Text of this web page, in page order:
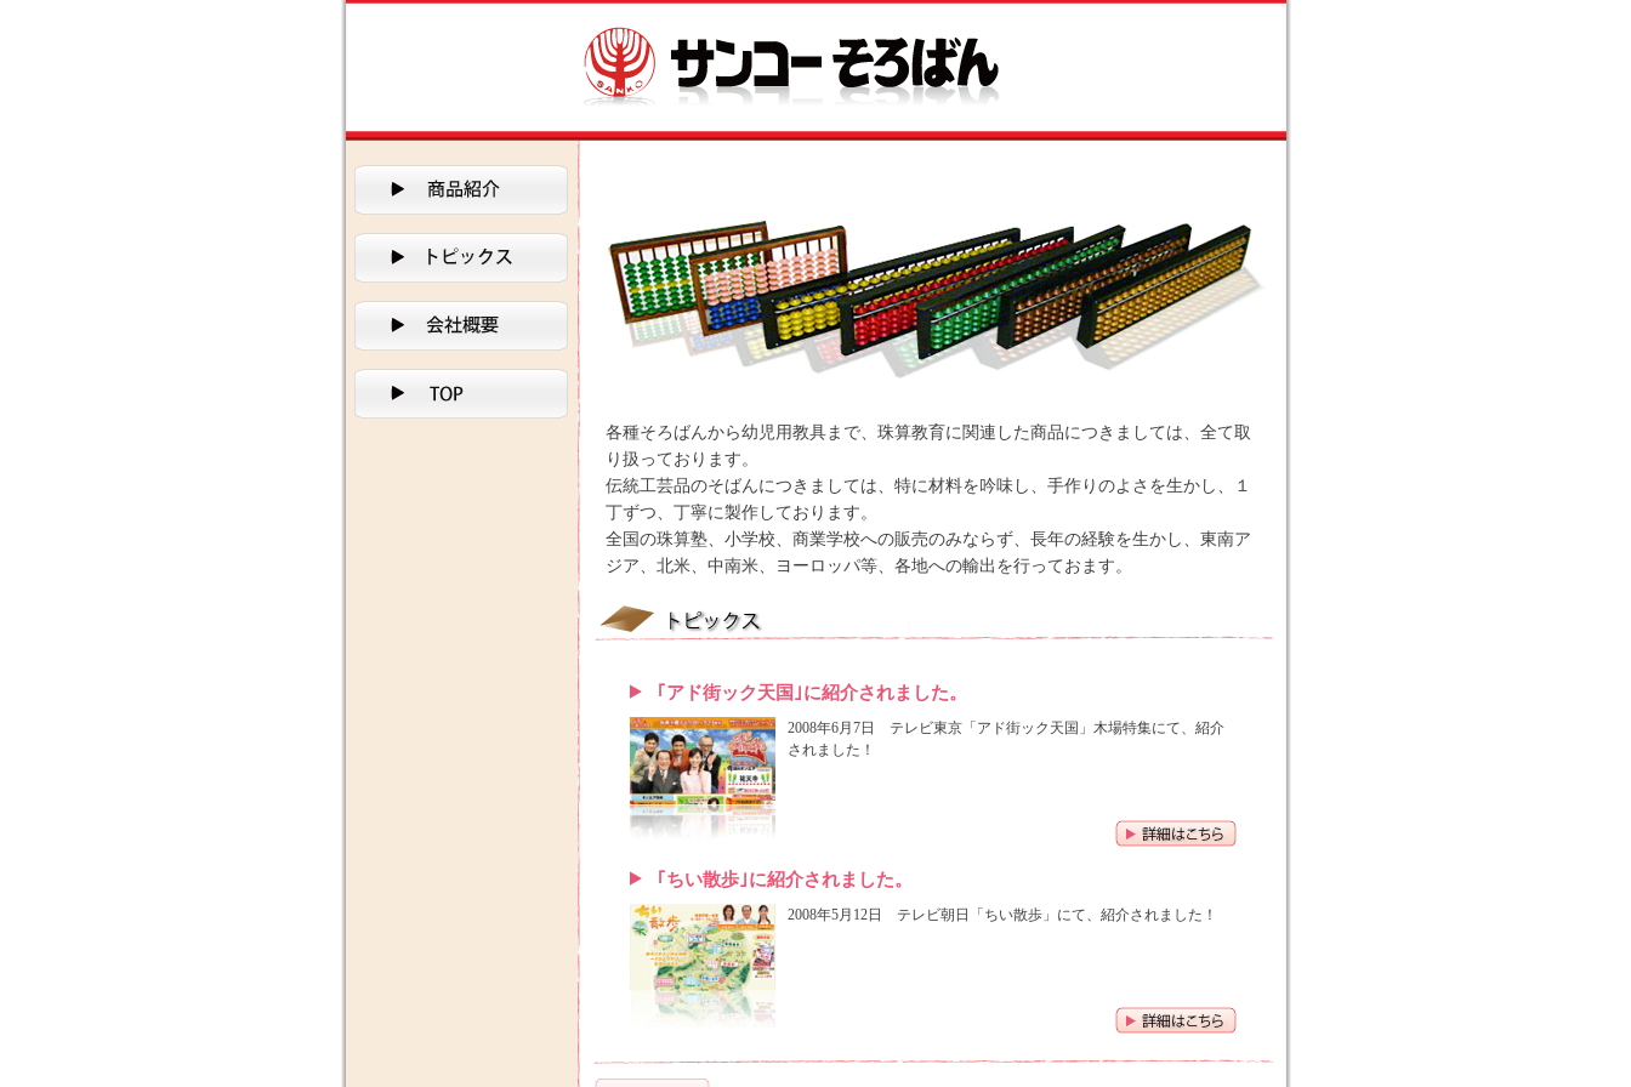
各種そろばんから幼児用教具まで、珠算教育に関連した商品につきましては、全て取
り扱っております。
伝統工芸品のそばんにつきましては、特に材料を吟味し、手作りのよさを生かし、１
丁ずつ、丁寧に製作しております。
全国の珠算塾、小学校、商業学校への販売のみならず、長年の経験を生かし、東南ア
ジア、北米、中南米、ヨーロッパ等、各地への輸出を行っておます。
｢アド街ック天国｣に紹介されました。
2008年6月7日 テレビ東京「アド街ック天国」木場特集にて、紹介
されました！
｢ちい散歩｣に紹介されました。
2008年5月12日 テレビ朝日「ちい散歩」にて、紹介されました！